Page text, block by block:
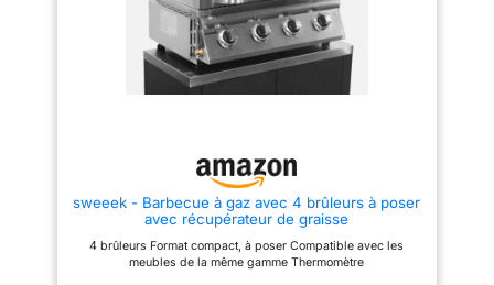
sweeek - Barbecue à gaz avec 4 brûleurs à poser
avec récupérateur de graisse
4 brûleurs Format compact, à poser Compatible avec les
meubles de la même gamme Thermomètre